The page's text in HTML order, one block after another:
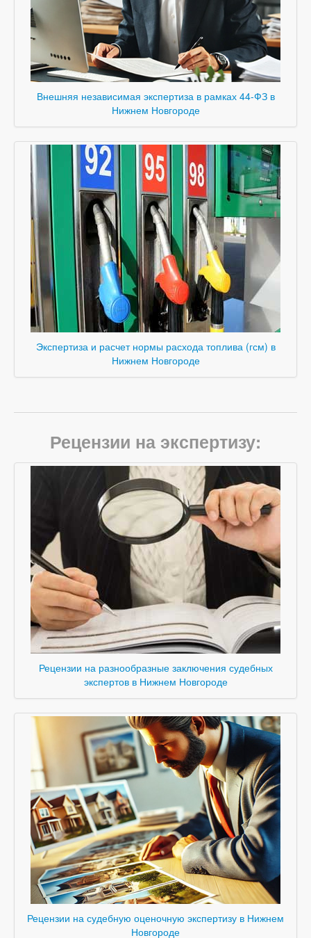
Внешняя независимая экспертиза в рамках 44-ФЗ в
Нижнем Новгороде
Экспертиза и расчет нормы расхода топлива (гсм) в
Нижнем Новгороде
Рецензии на экспертизу:
Рецензии на разнообразные заключения судебных
экспертов в Нижнем Новгороде
Рецензии на судебную оценочную экспертизу в Нижнем
Новгороде